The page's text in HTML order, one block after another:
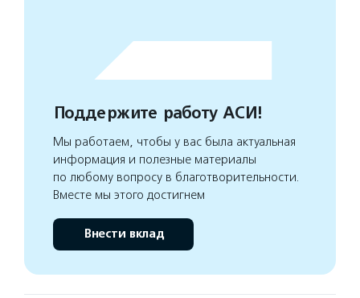
Поддержите работу АСИ!
Мы работаем, чтобы у вас была актуальная
информация и полезные материалы
по любому вопросу в благотворительности.
Вместе мы этого достигнем
Внести вклад